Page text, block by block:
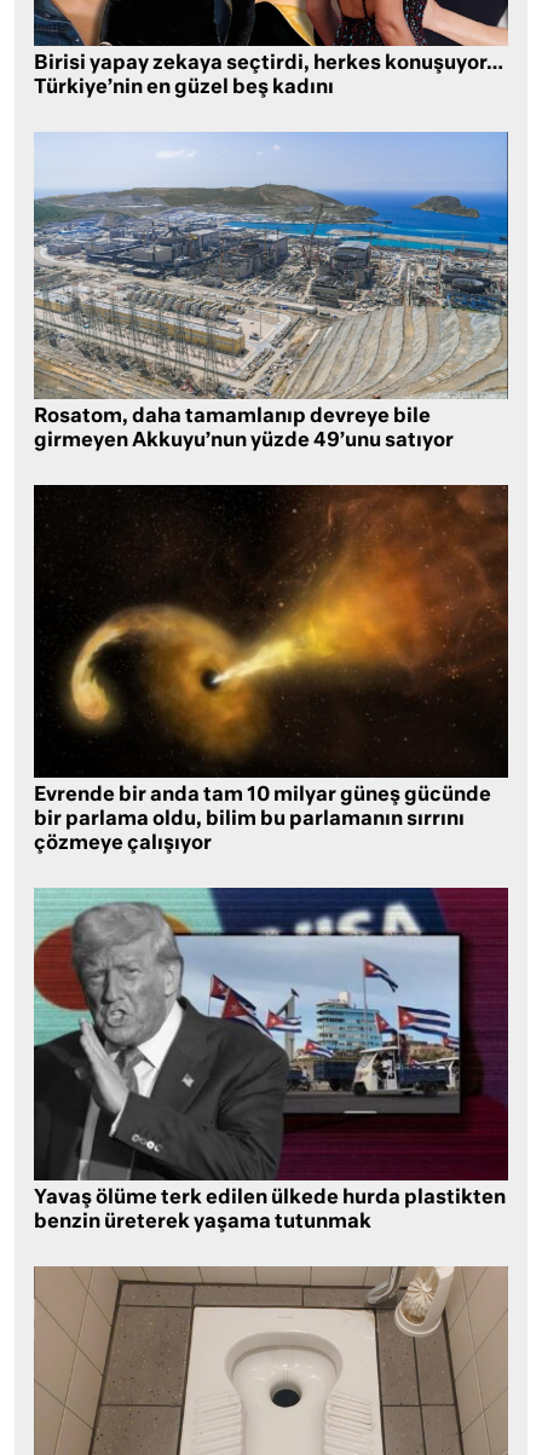
Birisi yapay zekaya seçtirdi, herkes konuşuyor…
Türkiye’nin en güzel beş kadını
Rosatom, daha tamamlanıp devreye bile
girmeyen Akkuyu’nun yüzde 49’unu satıyor
Evrende bir anda tam 10 milyar güneş gücünde
bir parlama oldu, bilim bu parlamanın sırrını
çözmeye çalışıyor
Yavaş ölüme terk edilen ülkede hurda plastikten
benzin üreterek yaşama tutunmak